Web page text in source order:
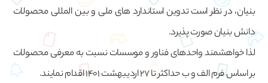
بنیان، در نظر است تدوین استاندارد های ملی و بین المللی محصولات
دانش بنیان صورت پذیرد.
لذا خواهشمند واحدهای فناور و موسسات نسبت به معرفی محصولات
بر اساس فرم الف و ب حداکثر تا 27 اردیبهشت 1401 اقدام نمایند.